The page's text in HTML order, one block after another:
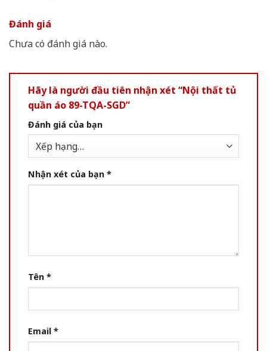
Đánh giá
Chưa có đánh giá nào.
Hãy là người đầu tiên nhận xét “Nội thất tủ
quần áo 89-TQA-SGD”
Đánh giá của bạn
Nhận xét của bạn *
Tên *
Email *